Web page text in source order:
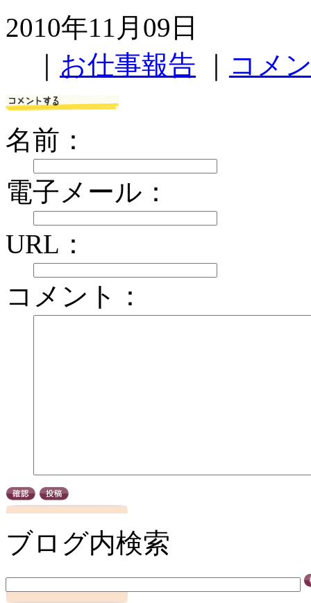
2010年11月09日
お仕事報告 コメ
名前：
電子メール：
URL：
コメント：
ブログ内検索